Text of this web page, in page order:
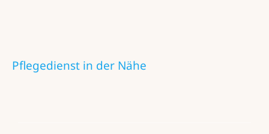
Pflegedienst in der Nähe